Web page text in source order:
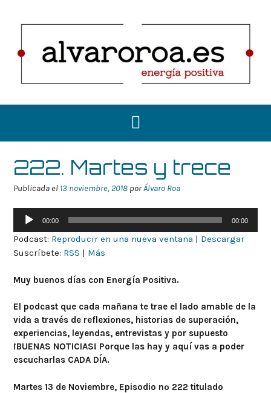
222. Martes y trece
Publicada el 13 noviembre, 2018 porÁlvaro Roa
Reproductor
audio
00:00 00:00
Podcast: Reproducir en una nueva ventana | Descargar
Suscríbete: RSS | Más
Muy buenos días con Energía Positiva.
El podcast que cada mañana te trae el lado amable de la
vida a través de reflexiones, historias de superación,
experiencias, leyendas, entrevistas y por supuesto
¡BUENAS NOTICIAS! Porque las hay y aquí vas a poder
escucharlas CADA DÍA.
Martes 13 de Noviembre, Episodio nº 222 titulado